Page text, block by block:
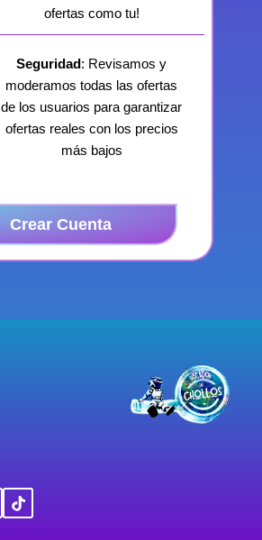
ofertas como tu!
Seguridad: Revisamos y
moderamos todas las ofertas
de los usuarios para garantizar
ofertas reales con los precios
más bajos
Crear Cuenta